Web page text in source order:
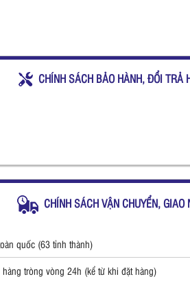
CHÍNH SÁCH BẢO HÀNH, ĐỔI TRẢ
CHÍNH SÁCH VẬN CHUYỂN, GIAO
quốc (63 tỉnh thành)
hàng tròng vòng 24h (kể từ khi đặt hàng)